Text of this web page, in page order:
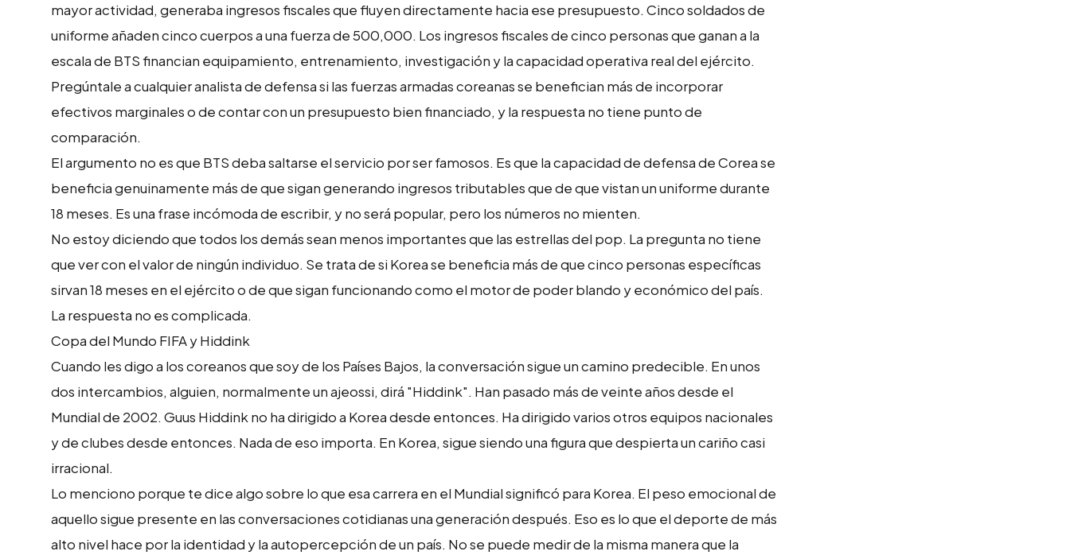
mayor actividad, generaba ingresos fiscales que fluyen directamente hacia ese presupuesto. Cinco soldados de
uniforme añaden cinco cuerpos a una fuerza de 500,000. Los ingresos fiscales de cinco personas que ganan a la
escala de BTS financian equipamiento, entrenamiento, investigación y la capacidad operativa real del ejército.
Pregúntale a cualquier analista de defensa si las fuerzas armadas coreanas se benefician más de incorporar
efectivos marginales o de contar con un presupuesto bien financiado, y la respuesta no tiene punto de
comparación.
El argumento no es que BTS deba saltarse el servicio por ser famosos. Es que la capacidad de defensa de Corea se
beneficia genuinamente más de que sigan generando ingresos tributables que de que vistan un uniforme durante
18 meses. Es una frase incómoda de escribir, y no será popular, pero los números no mienten.
No estoy diciendo que todos los demás sean menos importantes que las estrellas del pop. La pregunta no tiene
que ver con el valor de ningún individuo. Se trata de si Korea se beneficia más de que cinco personas específicas
sirvan 18 meses en el ejército o de que sigan funcionando como el motor de poder blando y económico del país.
La respuesta no es complicada.
Copa del Mundo FIFA y Hiddink
Cuando les digo a los coreanos que soy de los Países Bajos, la conversación sigue un camino predecible. En unos
dos intercambios, alguien, normalmente un ajeossi, dirá "Hiddink". Han pasado más de veinte años desde el
Mundial de 2002. Guus Hiddink no ha dirigido a Korea desde entonces. Ha dirigido varios otros equipos nacionales
y de clubes desde entonces. Nada de eso importa. En Korea, sigue siendo una figura que despierta un cariño casi
irracional.
Lo menciono porque te dice algo sobre lo que esa carrera en el Mundial significó para Korea. El peso emocional de
aquello sigue presente en las conversaciones cotidianas una generación después. Eso es lo que el deporte de más
alto nivel hace por la identidad y la autopercepción de un país. No se puede medir de la misma manera que la